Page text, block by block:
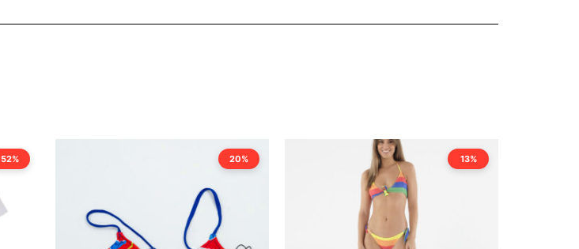
52% 20% 13%